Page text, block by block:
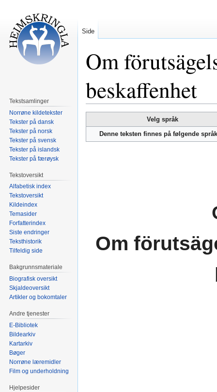
Om
beskaffenhet
til
navigering
til
Velg språk
Denne teksten finnes på følgende
Om
Side
Tekstsamlinger
Norrøne kildetekster
Tekster på dansk
Tekster på norsk
Tekster på svensk
Tekster på islandsk
Tekster på færøysk
Tekstoversikt
Alfabetisk index
Tekstoversikt
Kildeindex
Temasider
Forfatterindex
Siste endringer
Teksthistorik
Tilfeldig side
Bakgrunnsmateriale
Biografisk oversikt
Skjaldeoversikt
Artikler og bokomtaler
Andre tjenester
E-Bibliotek
Bildearkiv
Kartarkiv
Bøger
Norrøne læremidler
Film og underholdning
Hjelpesider